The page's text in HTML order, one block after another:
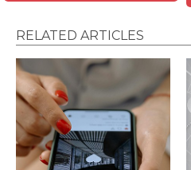
RELATED ARTICLES